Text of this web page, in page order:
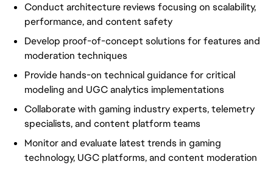
Conduct architecture reviews focusing on scalability,
performance, and content safety
Develop proof-of-concept solutions for features and
moderation techniques
Provide hands-on technical guidance for critical
modeling and UGC analytics implementations
Collaborate with gaming industry experts, telemetry
specialists, and content platform teams
Monitor and evaluate latest trends in gaming
technology, UGC platforms, and content moderation